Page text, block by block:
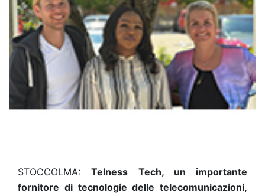
STOCCOLMA:Telness Tech, un importante
fornitore di tecnologie delle telecomunicazioni,